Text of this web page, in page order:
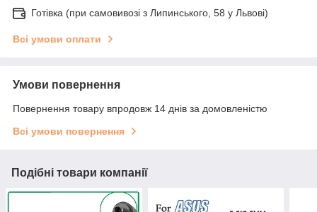
Готівка (при самовивозі з Липинського, 58 у Львові)
Всі умови оплати
Умови повернення
Повернення товару впродовж 14 днів за домовленістю
Всі умови повернення
Подібні товари компанії